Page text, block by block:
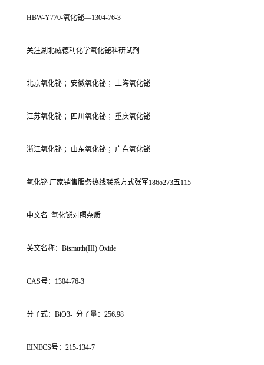
HBW-Y770-氧化铋—1304-76-3
关注湖北威德利化学氧化铋科研试剂
北京氧化铋 ；安徽氧化铋 ；上海氧化铋
江苏氧化铋 ；四川氧化铋 ；重庆氧化铋
浙江氧化铋 ；山东氧化铋 ；广东氧化铋
氧化铋 厂家销售服务热线联系方式张军186o273五115
中文名 氧化铋对照杂质
英文名称：Bismuth(III) Oxide
CAS号：1304-76-3
分子式：BiO3- 分子量：256.98
EINECS号：215-134-7